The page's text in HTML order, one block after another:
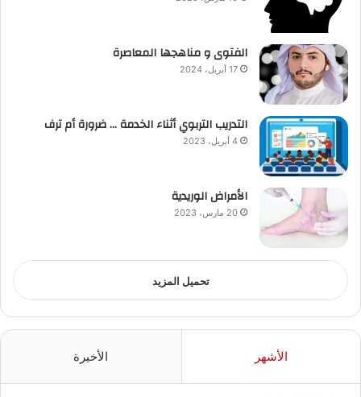
الفتوى و مناهجها المعاصرة
17 أبريل، 2024
التدريب التربوي أثناء الخدمة … ضرورة أم ترف
4 أبريل، 2023
الأمراض الوريدية
20 مارس، 2023
تحميل المزيد
الأشهر الأخيرة